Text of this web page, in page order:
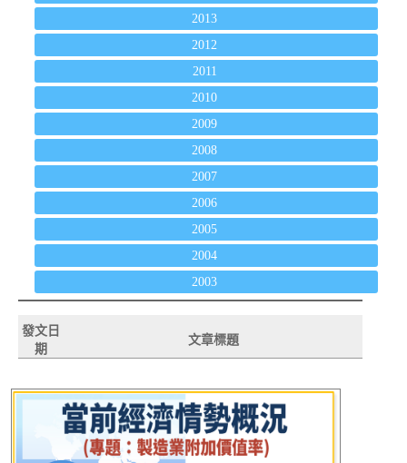
2013
2012
2011
2010
2009
2008
2007
2006
2005
2004
2003
發文日
期
文章標題